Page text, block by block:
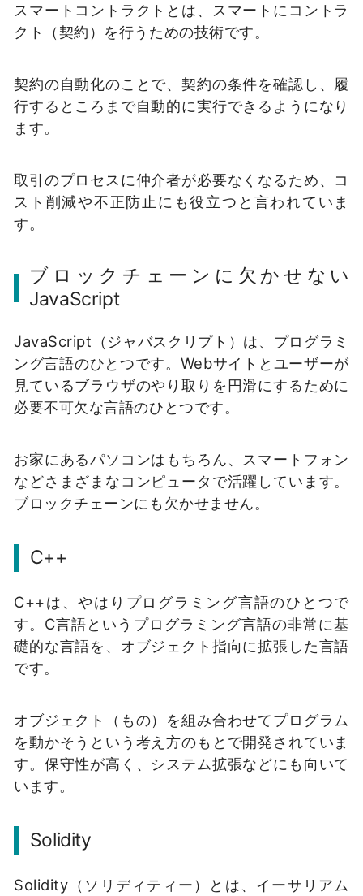
スマートコントラクトとは、スマートにコントラ
クト（契約）を行うための技術です。
契約の自動化のことで、契約の条件を確認し、履
行するところまで自動的に実行できるようになり
ます。
取引のプロセスに仲介者が必要なくなるため、コ
スト削減や不正防止にも役立つと言われていま
す。
ブロックチェーンに欠かせない
JavaScript
JavaScript（ジャバスクリプト）は、プログラミ
ング言語のひとつです。 Webサイトとユーザーが
見ているブラウザのやり取りを円滑にするために
必要不可欠な言語のひとつです。
お家にあるパソコンはもちろん、スマートフォン
などさまざまなコンピュータで活躍しています。
ブロックチェーンにも欠かせません。
C++
C++は、やはりプログラミング言語のひとつで
す。 C言語というプログラミング言語の非常に基
礎的な言語を、オブジェクト指向に拡張した言語
です。
オブジェクト（もの）を組み合わせてプログラム
を動かそうという考え方のもとで開発されていま
す。 保守性が高く、システム拡張などにも向いて
います。
Solidity
Solidity（ソリディティー）とは、イーサリアム